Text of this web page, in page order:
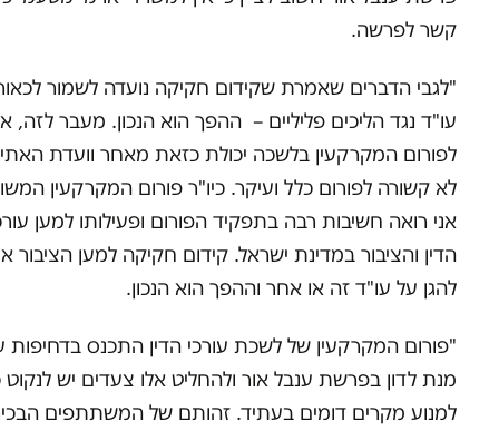
קשר לפרשה.
"לגבי הדברים שאמרת שקידום חקיקה נועדה לשמור
עו"ד נגד הליכים פליליים – ההפך הוא הנכון. מעבר לזה,
לפורום המקרקעין בלשכה יכולת כזאת מאחר וועדת
לא קשורה לפורום כלל ועיקר. כיו"ר פורום המקרקעין
אני רואה חשיבות רבה בתפקיד הפורום ופעילותו למען
הדין והציבור במדינת ישראל. קידום חקיקה למען הציבור
להגן על עו"ד זה או אחר וההפך הוא הנכון.
"פורום המקרקעין של לשכת עורכי הדין התכנס בדחיפות
מנת לדון בפרשת ענבל אור ולהחליט אלו צעדים יש לנקוט
למנוע מקרים דומים בעתיד. זהותם של המשתתפים